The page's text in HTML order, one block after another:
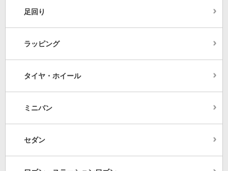
足回り
ラッピング
タイヤ・ホイール
ミニバン
セダン